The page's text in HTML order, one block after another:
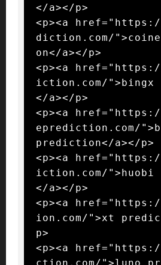
</a></p>
<p><a
diction.com/
on</a></p>
<p><a
iction.com/">bingx
</a></p>
<p><a
eprediction.com/
prediction</a></p>
<p><a
iction.com/">huobi
</a></p>
<p><a
ion.com/">xt
p>
<p><a